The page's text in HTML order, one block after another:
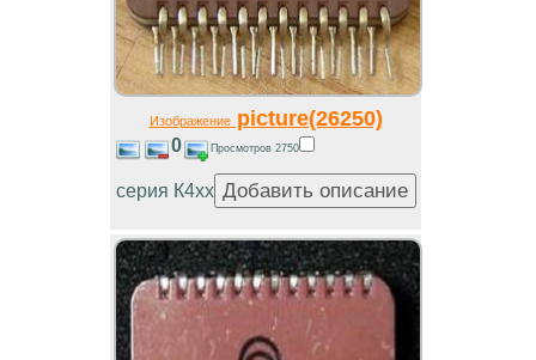
Изображениеpicture(26250)
0 Просмотров 2750
серия К4хх